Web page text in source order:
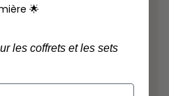
🌟
les coffrets et les sets